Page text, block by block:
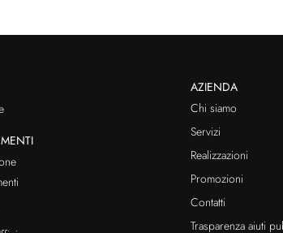
AZIENDA
Chi siamo
Servizi
Realizzazioni
Promozioni
Contatti
Trasparenza aiuti